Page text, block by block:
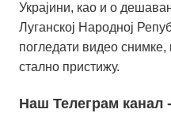
Украјини, као и о
Луганској Народној
погледати видео снимке,
стално пристижу.
Наш Телеграм канал -